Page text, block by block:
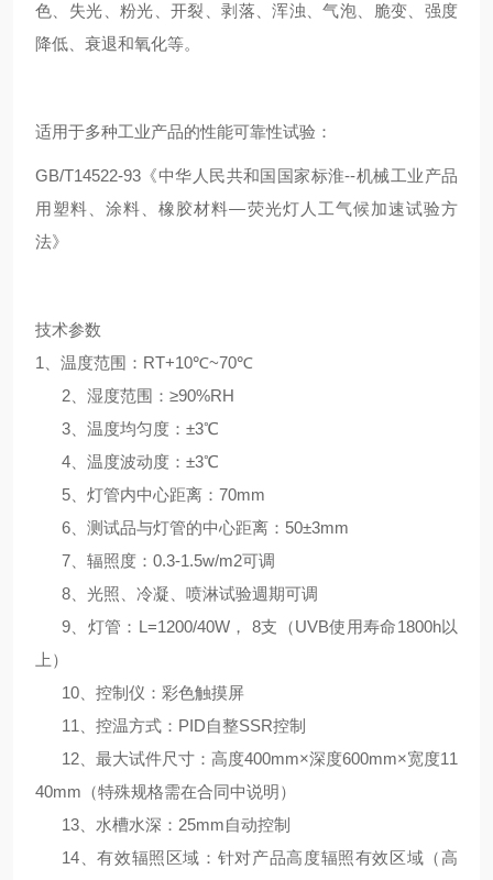
色、失光、粉光、开裂、剥落、浑浊、气泡、脆变、强度
降低、衰退和氧化等。
适用于多种工业产品的性能可靠性试验：
GB/T14522-93《中华人民共和国国家标淮--机械工业产品
用塑料、涂料、橡胶材料—荧光灯人工气候加速试验方
法》
技术参数
1、温度范围：RT+10℃~70℃
2、湿度范围：≥90%RH
3、温度均匀度：±3℃
4、温度波动度：±3℃
5、灯管内中心距离：70mm
6、测试品与灯管的中心距离：50±3mm
7、辐照度：0.3-1.5w/m2可调
8、光照、冷凝、喷淋试验週期可调
9、灯管：L=1200/40W， 8支（UVB使用寿命1800h以
上）
10、控制仪：彩色触摸屏
11、控温方式：PID自整SSR控制
12、最大试件尺寸：高度400mm×深度600mm×宽度11
40mm（特殊规格需在合同中说明）
13、水槽水深：25mm自动控制
14、有效辐照区域：针对产品高度辐照有效区域（高